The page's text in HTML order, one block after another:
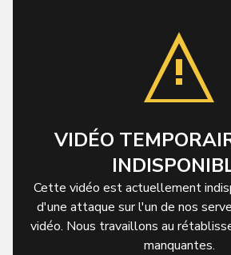
VIDÉO
Cette vidéo est actuellement
d'une attaque sur l'un de nos
vidéo. Nous travaillons au
manquantes.